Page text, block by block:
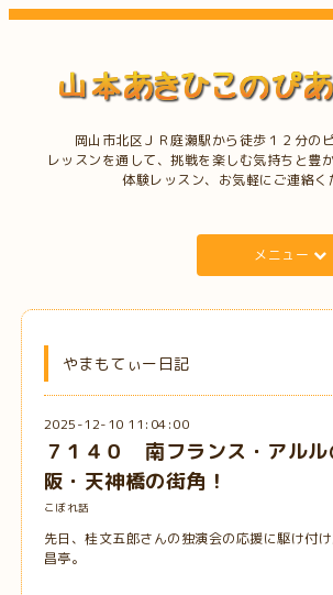
岡山市北区ＪＲ庭瀬駅から徒歩１２分の
レッスンを通して、挑戦を楽しむ気持ちと豊
体験レッスン、お気軽にご連絡く
メニュー
やまもてぃー日記
2025-12-10 11:04:00
７１４０ 南フランス・アルル
阪・天神橋の街角！
こぼれ話
先日、桂文五郎さんの独演会の応援に駆け付
昌亭。